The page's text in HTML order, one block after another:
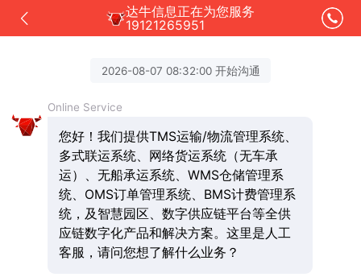
达牛信息正在为您服务
19121265951
2026-08-07 08:32:00 开始沟通
Online Service
您好！我们提供TMS运输/物流管理系统、
多式联运系统、网络货运系统（无车承
运）、无船承运系统、WMS仓储管理系
统、OMS订单管理系统、BMS计费管理系
统，及智慧园区、数字供应链平台等全供
应链数字化产品和解决方案。这里是人工
客服，请问您想了解什么业务？